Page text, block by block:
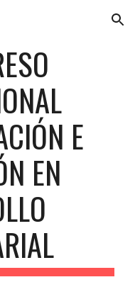
Skip to navigation
E
EN